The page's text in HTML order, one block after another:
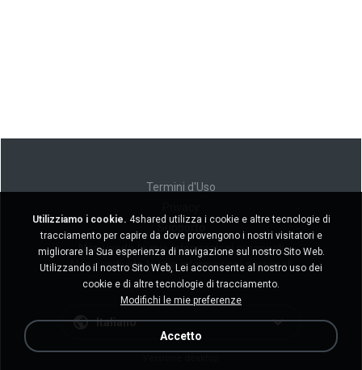
Termini d'Uso
Non venda le mie informazioni personali
Non condivida le mie informazioni personali
Italiano
Utilizziamo i cookie. 4shared utilizza i cookie e altre tecnologie di
tracciamento per capire da dove provengono i nostri visitatori e
migliorare la Sua esperienza di navigazione sul nostro Sito Web.
Utilizzando il nostro Sito Web, Lei acconsente al nostro uso dei
cookie e di altre tecnologie di tracciamento.
Modifichi le mie preferenze
Accetto